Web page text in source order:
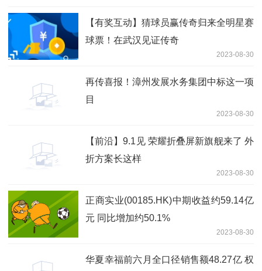
【有奖互动】猜球员赢传奇归来全明星赛
球票！在武汉见证传奇
2023-08-30
再传喜报！漳州发展水务集团中标这一项
目
2023-08-30
【前沿】9.1见 荣耀折叠屏新旗舰来了 外
折方案长这样
2023-08-30
正商实业(00185.HK)中期收益约59.14亿
元 同比增加约50.1%
2023-08-30
华夏幸福前六月全口径销售额48.27亿 权